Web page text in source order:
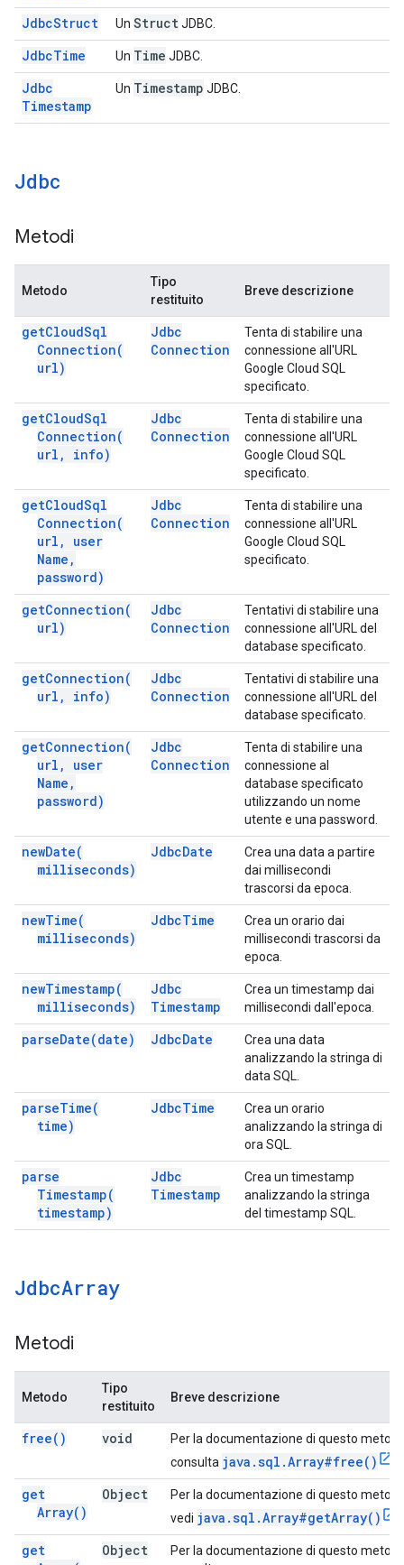
JdbcStruct Un StructJDBC.
JdbcTime Un Time JDBC.
Jdbc
Timestamp
Un Timestamp JDBC.
Jdbc
Metodi
Metodo
Tipo
restituito
Breve descrizione
getCloudSql
Connection(
url)
Jdbc
Connection
Tenta di stabilire una
connessione all'URL
Google Cloud SQL
specificato.
getCloudSql
Connection(
url , info)
Jdbc
Connection
Tenta di stabilire una
connessione all'URL
Google Cloud SQL
specificato.
getCloudSql
Connection(
url ,
user
Name ,
password)
Jdbc
Connection
Tenta di stabilire una
connessione all'URL
Google Cloud SQL
specificato.
getConnection(
url)
Jdbc
Connection
Tentativi di stabilire una
connessione all'URL del
database specificato.
getConnection(
url , info)
Jdbc
Connection
Tentativi di stabilire una
connessione all'URL del
database specificato.
getConnection(
url ,
user
Name ,
password)
Jdbc
Connection
Tenta di stabilire una
connessione al
database specificato
utilizzando un nome
utente e una password.
newDate(
milliseconds)
JdbcDate
Crea una data a partire
dai millisecondi
trascorsi da epoca.
newTime(
milliseconds)
JdbcTime
Crea un orario dai
millisecondi trascorsi da
epoca.
newTimestamp(
milliseconds)
Jdbc
Timestamp
Crea un timestamp dai
millisecondi dall'epoca.
parseDate(date) JdbcDate
Crea una data
analizzando la stringa di
data SQL.
parseTime(
time)
JdbcTime
Crea un orario
analizzando la stringa di
ora SQL.
parse
Timestamp(
timestamp)
Jdbc
Timestamp
Crea un timestamp
analizzando la stringa
del timestamp SQL.
JdbcArray
Metodi
Metodo
Tipo
restituito
Breve descrizione
free( ) void
Per la documentazione di questo
consulta java.sql.Array#free()
get
Array( )
Object
Per la documentazione di questo
vedi java.sql.Array#getArray()
get
Object
Per la documentazione di questo